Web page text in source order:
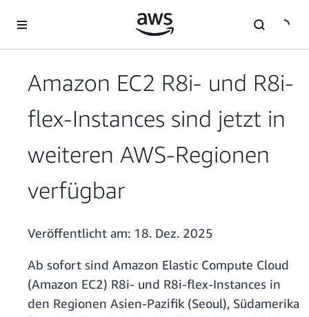
Überspringen zum Hauptinhalt
Amazon EC2 R8i- und R8i-
flex-Instances sind jetzt in
weiteren AWS-Regionen
verfügbar
Veröffentlicht am: 18. Dez. 2025
Ab sofort sind Amazon Elastic Compute Cloud
(Amazon EC2) R8i- und R8i-flex-Instances in
den Regionen Asien-Pazifik (Seoul), Südamerika